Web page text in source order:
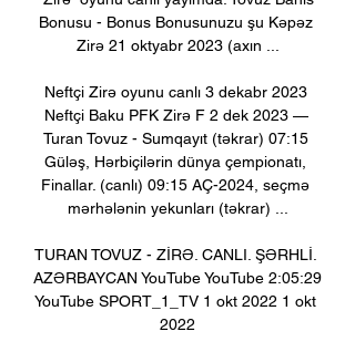
Bonusu - Bonus Bonusunuzu şu Kəpəz
Zirə 21 oktyabr 2023 (axın ...
Neftçi Zirə oyunu canlı 3 dekabr 2023
Neftçi Baku PFK Zirə F 2 dek 2023 —
Turan Tovuz - Sumqayıt (təkrar) 07:15
Güləş, Hərbiçilərin dünya çempionatı,
Finallar. (canlı) 09:15 AÇ-2024, seçmə
mərhələnin yekunları (təkrar) ...
TURAN TOVUZ - ZİRƏ. CANLI. ŞƏRHLİ.
AZƏRBAYCAN YouTube YouTube 2:05:29
YouTube SPORT_1_TV 1 okt 2022 1 okt
2022